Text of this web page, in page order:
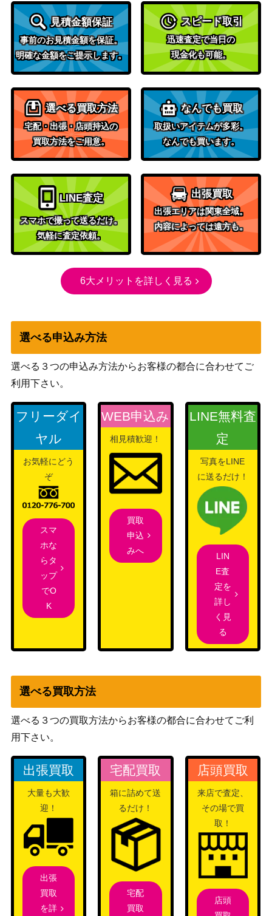
見積金額保証
事前のお見積金額を保証。
明確な金額をご提示します。
スピード取引
迅速査定で当日の
現金化も可能。
選べる買取方法
宅配・出張・店頭持込の
買取方法をご用意。
なんでも買取
取扱いアイテムが多彩。
なんでも買います。
LINE査定
スマホで撮って送るだけ。
気軽に査定依頼。
出張買取
出張エリアは関東全域。
内容によっては遠方も。
6大メリットを詳しく見る
選べる申込み方法
選べる３つの申込み方法からお客様の都合に合わせてご
利用下さい。
フリーダイ
ヤル
お気軽にどう
ぞ
スマ
ホな
らタ
ップ
でO
K
WEB申込み
相見積歓迎！
買取
申込
みへ
LINE無料査
定
写真をLINE
に送るだけ！
LIN
E査
定を
詳し
く見
る
選べる買取方法
選べる３つの買取方法からお客様の都合に合わせてご利
用下さい。
出張買取
大量も大歓
迎！
出張
買取
を詳
宅配買取
箱に詰めて送
るだけ！
宅配
買取
店頭買取
来店で査定、
その場で買
取！
店頭